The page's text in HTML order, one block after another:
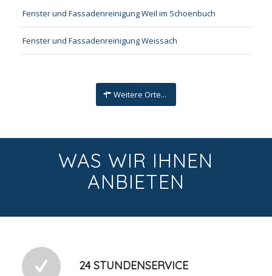
Fenster und Fassadenreinigung Weil im Schoenbuch
Fenster und Fassadenreinigung Weissach
Weitere Orte...
WAS WIR IHNEN
ANBIETEN
24 STUNDENSERVICE